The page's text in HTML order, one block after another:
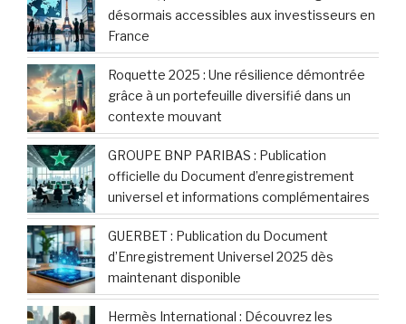
désormais accessibles aux investisseurs en
France
Roquette 2025 : Une résilience démontrée
grâce à un portefeuille diversifié dans un
contexte mouvant
GROUPE BNP PARIBAS : Publication
officielle du Document d’enregistrement
universel et informations complémentaires
GUERBET : Publication du Document
d’Enregistrement Universel 2025 dès
maintenant disponible
Hermès International : Découvrez les